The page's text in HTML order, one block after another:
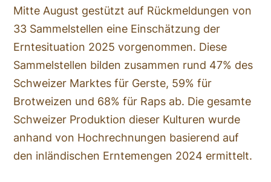
Mitte August gestützt auf Rückmeldungen von
33 Sammelstellen eine Einschätzung der
Erntesituation 2025 vorgenommen. Diese
Sammelstellen bilden zusammen rund 47% des
Schweizer Marktes für Gerste, 59% für
Brotweizen und 68% für Raps ab. Die gesamte
Schweizer Produktion dieser Kulturen wurde
anhand von Hochrechnungen basierend auf
den inländischen Erntemengen 2024 ermittelt.